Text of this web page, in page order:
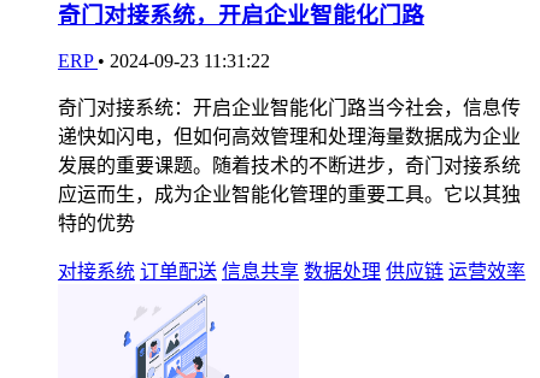
奇门对接系统，开启企业智能化门路
ERP • 2024-09-23 11:31:22
奇门对接系统：开启企业智能化门路当今社会，信息传
递快如闪电，但如何高效管理和处理海量数据成为企业
发展的重要课题。随着技术的不断进步，奇门对接系统
应运而生，成为企业智能化管理的重要工具。它以其独
特的优势
对接系统 订单配送 信息共享 数据处理 供应链 运营效率